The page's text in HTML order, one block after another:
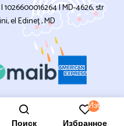
1026600016264 | MD-4626, str
el Edineț , MD